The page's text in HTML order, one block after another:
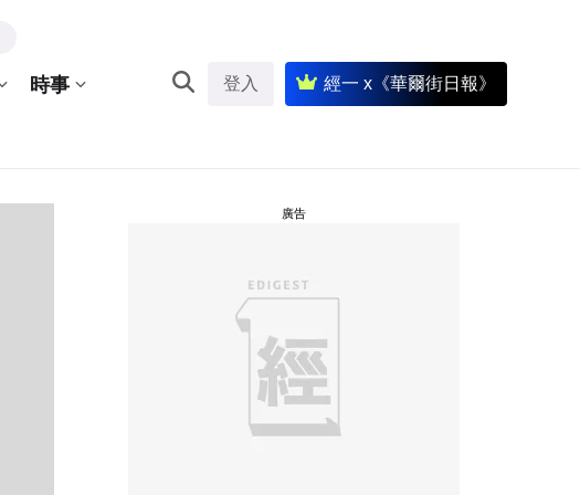
時事 登入 經一 x《華爾街日報》
廣告